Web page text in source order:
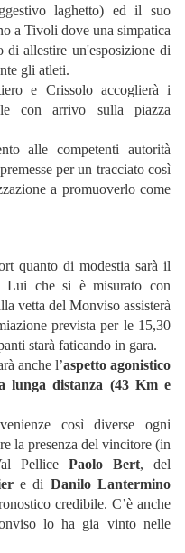
laghetto) ed il suo
a Tivoli dove una simpatica
allestire un'esposizione di
gli atleti.
e Crissolo accoglierà i
con arrivo sulla piazza
alle competenti autorità
per un tracciato così
a promuoverlo come
quanto di modestia sarà il
Lui che si è misurato con
vetta del Monviso assisterà
prevista per le 15,30
starà faticando in gara.
anche l’aspetto agonistico
lunga distanza (43 Km e
così diverse ogni
la presenza del vincitore (in
Pellice Paolo Bert, del
e di Danilo Lantermino
credibile. C’è anche
lo ha gia vinto nelle